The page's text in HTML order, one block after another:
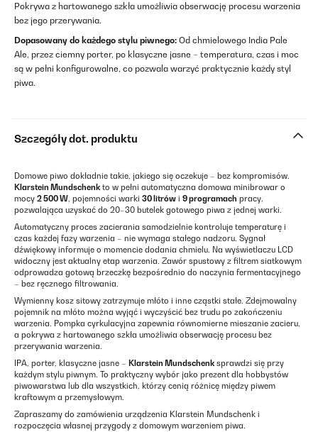
Pokrywa z hartowanego szkła umożliwia obserwację procesu warzenia
bez jego przerywania.
Dopasowany do każdego stylu piwnego: Od chmielowego India Pale
Ale, przez ciemny porter, po klasyczne jasne – temperatura, czas i moc
są w pełni konfigurowalne, co pozwala warzyć praktycznie każdy styl
piwa.
Szczegóły dot. produktu
Domowe piwo dokładnie takie, jakiego się oczekuje – bez kompromisów.
Klarstein Mundschenkto w pełni automatyczna domowa minibrowar o
mocy 2 500 W, pojemności warki 30 litrów i 9 programach pracy,
pozwalająca uzyskać do 20–30 butelek gotowego piwa z jednej warki.
Automatyczny proces zacierania samodzielnie kontroluje temperaturę i
czas każdej fazy warzenia – nie wymaga stałego nadzoru. Sygnał
dźwiękowy informuje o momencie dodania chmielu. Na wyświetlaczu LCD
widoczny jest aktualny etap warzenia. Zawór spustowy z filtrem siatkowym
odprowadza gotową brzeczkę bezpośrednio do naczynia fermentacyjnego
– bez ręcznego filtrowania.
Wymienny kosz sitowy zatrzymuje młóto i inne cząstki stałe. Zdejmowalny
pojemnik na młóto można wyjąć i wyczyścić bez trudu po zakończeniu
warzenia. Pompka cyrkulacyjna zapewnia równomierne mieszanie zacieru,
a pokrywa z hartowanego szkła umożliwia obserwację procesu bez
przerywania warzenia.
IPA, porter, klasyczne jasne – Klarstein Mundschenksprawdzi się przy
każdym stylu piwnym. To praktyczny wybór jako prezent dla hobbystów
piwowarstwa lub dla wszystkich, którzy cenią różnicę między piwem
kraftowym a przemysłowym.
Zapraszamy do zamówienia urządzenia Klarstein Mundschenk i
rozpoczęcia własnej przygody z domowym warzeniem piwa.